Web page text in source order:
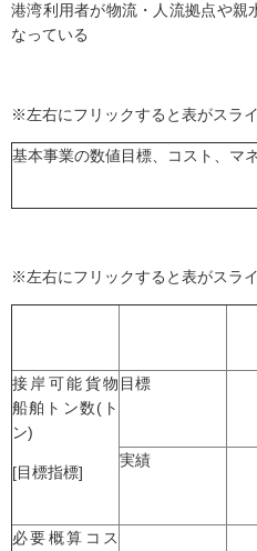
港湾利用者が物流・人流拠点や親
なっている
※左右にフリックすると表がスライ
基本事業の数値目標、コスト、マ
※左右にフリックすると表がスライ
接岸可能貨物
船舶トン数(ト
ン)
[目標指標]
目標
実績
必要概算コス